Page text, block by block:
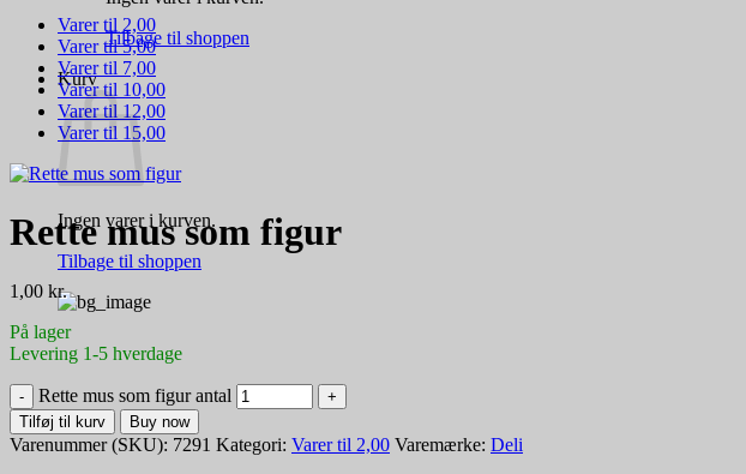
Tilbage til shoppen
Kurv
Ingen varer i kurven.
Tilbage til shoppen
Varer til 2,00
Varer til 5,00
Varer til 7,00
Varer til 10,00
Varer til 12,00
Varer til 15,00
Rette mus som figur
1,00 kr.
På lager
Levering 1-5 hverdage
Rette mus som figur antal
Tilføj til kurv Buy now
Varenummer (SKU): 7291 Kategori: Varer til 2,00 Varemærke: Deli